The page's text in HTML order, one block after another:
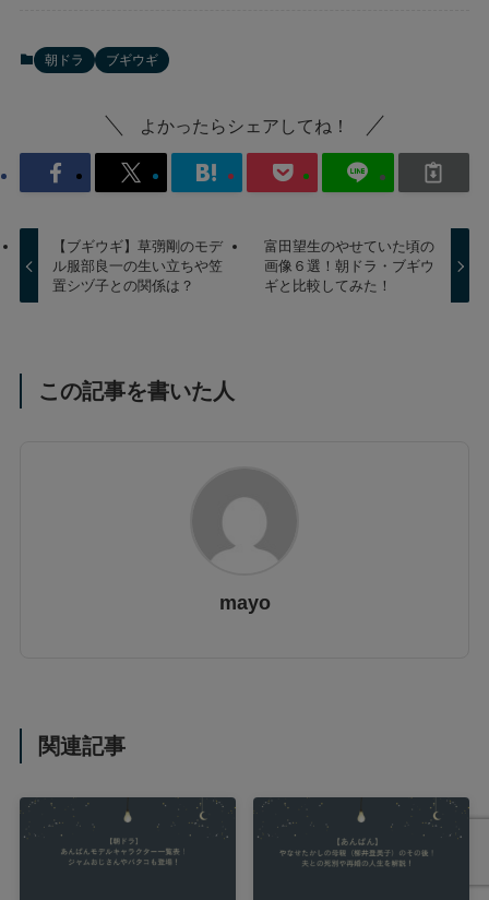
朝ドラ ブギウギ
よかったらシェアしてね！
【ブギウギ】草彅剛のモデ
ル服部良一の生い立ちや笠
置シヅ子との関係は？
富田望生のやせていた頃の
画像６選！朝ドラ・ブギウ
ギと比較してみた！
この記事を書いた人
mayo
関連記事